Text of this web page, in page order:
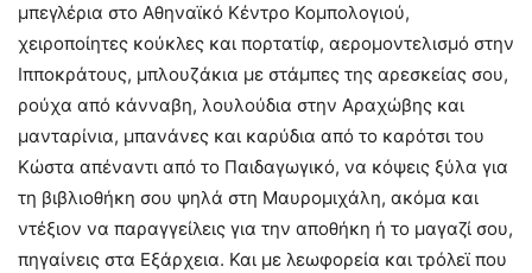
μπεγλέρια στο Αθηναϊκό Κέντρο Κομπολογιού,
χειροποίητες κούκλες και πορτατίφ, αερομοντελισμό στην
Ιπποκράτους, μπλουζάκια με στάμπες της αρεσκείας σου,
ρούχα από κάνναβη, λουλούδια στην Αραχώβης και
μανταρίνια, μπανάνες και καρύδια από το καρότσι του
Κώστα απέναντι από το Παιδαγωγικό, να κόψεις ξύλα για
τη βιβλιοθήκη σου ψηλά στη Μαυρομιχάλη, ακόμα και
ντέξιον να παραγγείλεις για την αποθήκη ή το μαγαζί σου,
πηγαίνεις στα Εξάρχεια. Και με λεωφορεία και τρόλεϊ που